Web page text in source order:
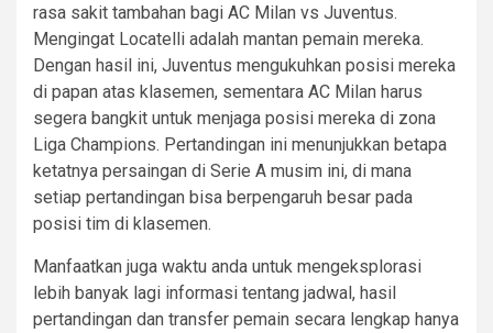
rasa sakit tambahan bagi AC Milan vs Juventus.
Mengingat Locatelli adalah mantan pemain mereka.
Dengan hasil ini, Juventus mengukuhkan posisi mereka
di papan atas klasemen, sementara AC Milan harus
segera bangkit untuk menjaga posisi mereka di zona
Liga Champions. Pertandingan ini menunjukkan betapa
ketatnya persaingan di Serie A musim ini, di mana
setiap pertandingan bisa berpengaruh besar pada
posisi tim di klasemen.
Manfaatkan juga waktu anda untuk mengeksplorasi
lebih banyak lagi informasi tentang jadwal, hasil
pertandingan dan transfer pemain secara lengkap hanya